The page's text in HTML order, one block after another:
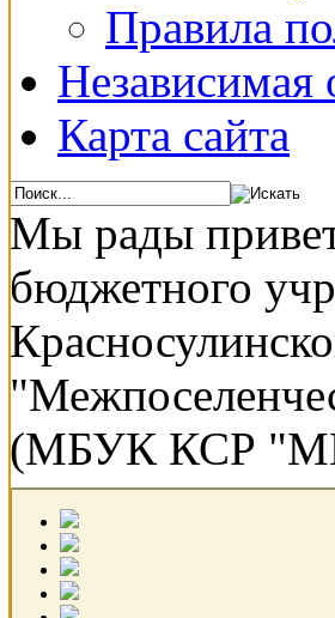
Правила
Независимая
Карта сайта
Мы рады
бюджетного
(МБУК КСР